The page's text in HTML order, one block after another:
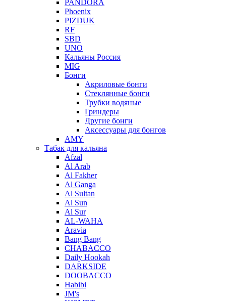
PANDORA
Phoenix
PIZDUK
RF
SBD
UNO
Кальяны Россия
MIG
Бонги
Акриловые бонги
Стеклянные бонги
Трубки водяные
Гриндеры
Другие бонги
Аксессуары для бонгов
AMY
Табак для кальяна
Afzal
Al Arab
Al Fakher
Al Ganga
Al Sultan
Al Sun
Al Sur
AL-WAHA
Aravia
Bang Bang
CHABACCO
Daily Hookah
DARKSIDE
DOOBACCO
Habibi
JM's